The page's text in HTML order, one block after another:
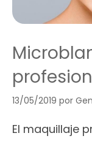
13/05/2019 por
El maquillaje